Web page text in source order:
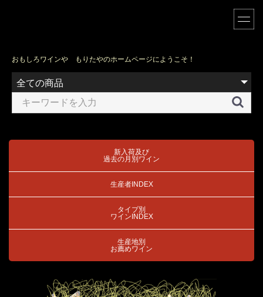
おもしろワインや もりたやのホームページにようこそ！
新入荷及び
過去の月別ワイン
生産者INDEX
タイプ別
ワインINDEX
生産地別
お薦めワイン